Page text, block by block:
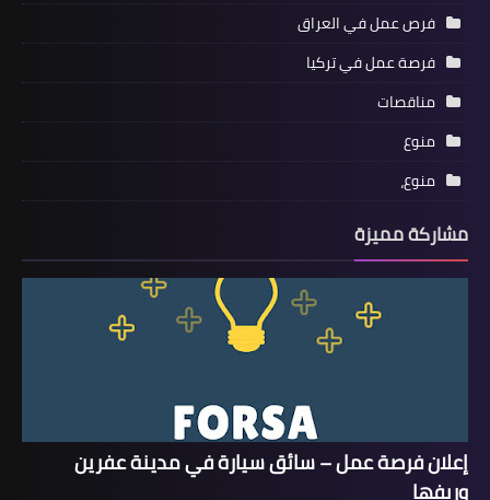
فرص عمل في العراق
فرصة عمل في تركيا
مناقصات
منوع
منوع،
مشاركة مميزة
إعلان فرصة عمل – سائق سيارة في مدينة عفرين
وريفها